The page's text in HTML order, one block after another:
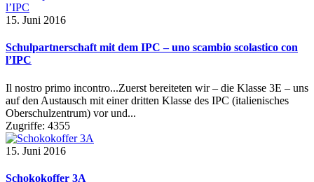
15. Juni 2016
Schulpartnerschaft mit dem IPC – uno scambio scolastico con
l’IPC
Il nostro primo incontro...Zuerst bereiteten wir – die Klasse 3E – uns
auf den Austausch mit einer dritten Klasse des IPC (italienisches
Oberschulzentrum) vor und...
Zugriffe: 4355
15. Juni 2016
Schokokoffer 3A